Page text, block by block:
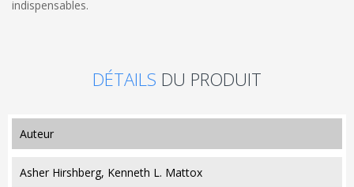
indispensables.
DÉTAILS DU PRODUIT
auteur
Asher Hirshberg, Kenneth L. Mattox